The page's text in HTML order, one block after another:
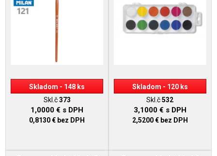
Skladom - 148 ks
Skl.č373
1,0000 € s DPH
0,8130 € bez DPH
Skladom - 120 ks
Skl.č532
3,1000 € s DPH
2,5200 € bez DPH